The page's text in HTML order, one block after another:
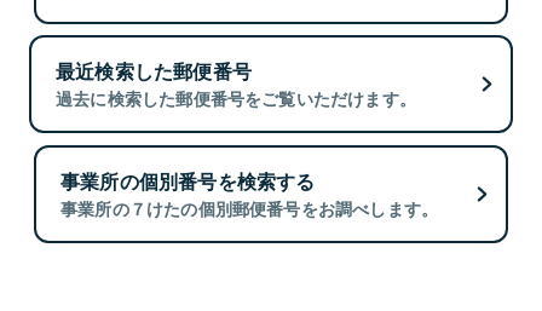
最近検索した郵便番号
過去に検索した郵便番号をご覧いただけます。
事業所の個別番号を検索する
事業所の７けたの個別郵便番号をお調べします。